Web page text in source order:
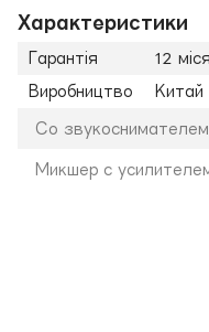
Характеристики
Гарантія
12
Виробництво
Китай
Со звукоснимателем
Микшер с